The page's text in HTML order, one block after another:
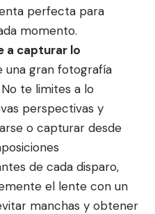
perfecta para
momento.
a capturar lo
una gran fotografía
te limites a lo
perspectivas y
o capturar desde
de cada disparo,
el lente con un
manchas y obtener